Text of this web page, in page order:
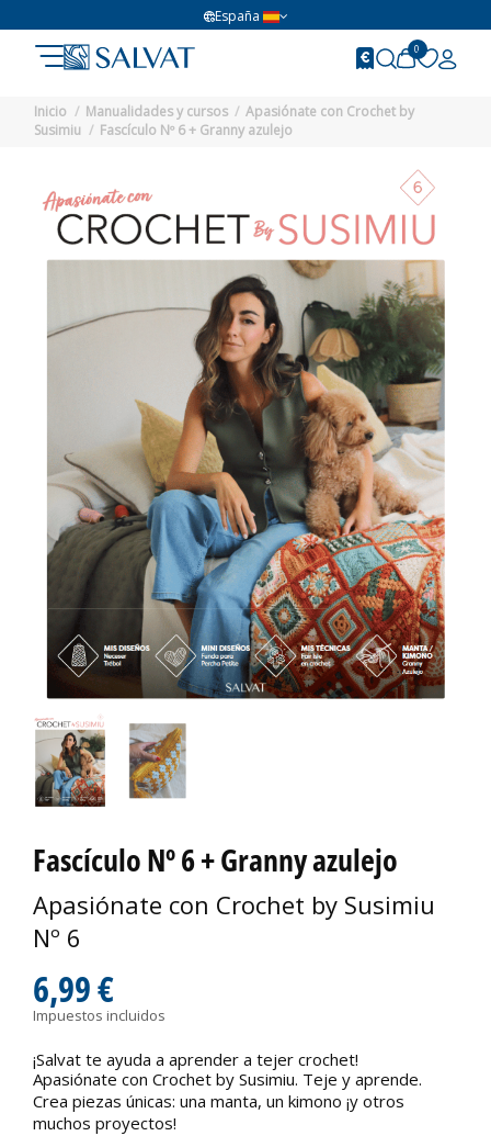
España
0
Inicio Manualidades y cursos
Apasiónate con Crochet by
Susimiu
Fascículo Nº 6 + Granny azulejo
Fascículo Nº 6 + Granny azulejo
Apasiónate con Crochet by Susimiu
Nº 6
6,99 €
Impuestos incluidos
¡Salvat te ayuda a aprender a tejer crochet!
Apasiónate con Crochet by Susimiu. Teje y aprende.
Crea piezas únicas: una manta, un kimono ¡y otros
muchos proyectos!